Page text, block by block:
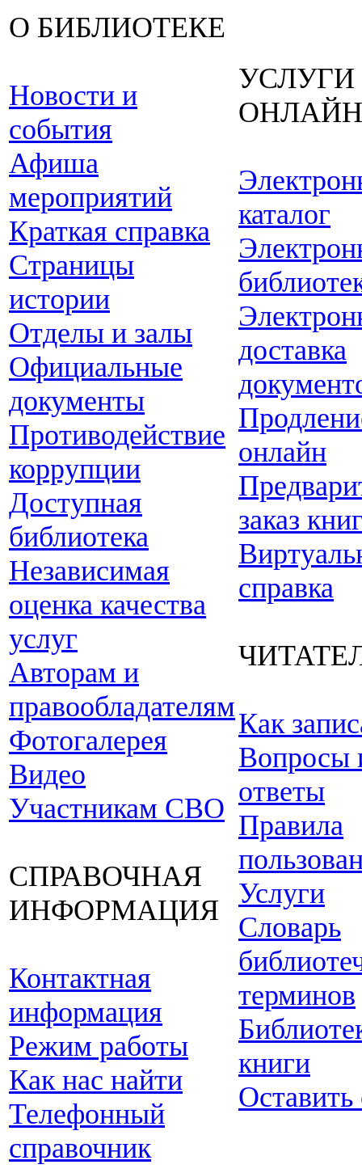
О БИБЛИОТЕКЕ
Новости и
события
Афиша
мероприятий
Краткая справка
Страницы
истории
Отделы и залы
Официальные
документы
Противодействие
коррупции
Доступная
библиотека
Независимая
оценка качества
услуг
Авторам и
правообладателям
Фотогалерея
Видео
Участникам СВО
СПРАВОЧНАЯ
ИНФОРМАЦИЯ
Контактная
информация
Режим работы
Как нас найти
Телефонный
справочник
УСЛУГИ
ОНЛАЙН
каталог
доставка
онлайн
заказ
справка
Как
Вопросы
ответы
Правила
Услуги
Словарь
терминов
книги
Оставить